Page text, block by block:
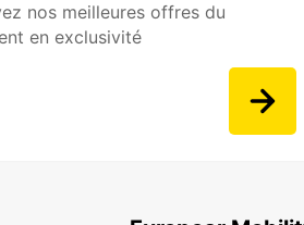
nos meilleures offres du
en exclusivité